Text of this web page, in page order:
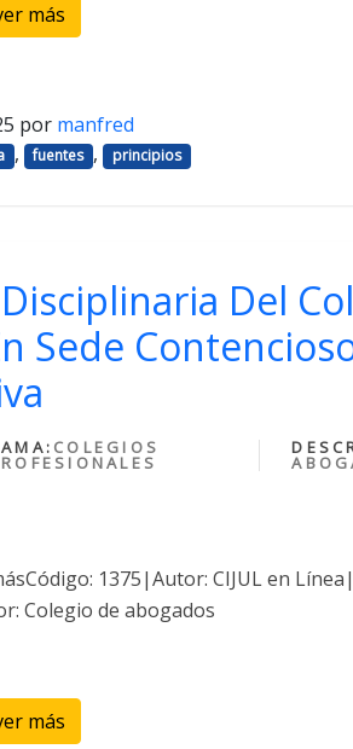
más
por manfred
, fuentes , principios
Del
Sede
COLEGIOS
1375|Autor: CIJUL en
Colegio de abogados
más